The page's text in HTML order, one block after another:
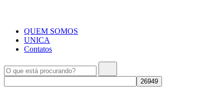
QUEM SOMOS
UNICA
Contatos